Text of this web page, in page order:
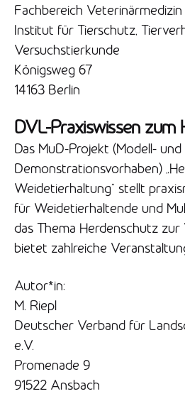
Fachbereich Veterinärmedizin
Institut für Tierschutz,
Versuchstierkunde
Königsweg 67
14163 Berlin
DVL-Praxiswissen zum
Das MuD-Projekt (Modell- und
Demonstrationsvorhaben)
Weidetierhaltung“ stellt
für Weidetierhaltende und
das Thema Herdenschutz
bietet zahlreiche
Autor*in:
M. Riepl
Deutscher Verband für
e.V.
Promenade 9
91522 Ansbach